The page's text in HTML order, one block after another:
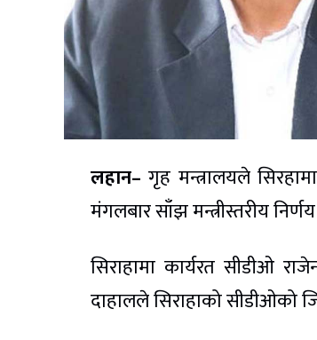
लहान– गृह मन्त्रालयले
मंगलबार साँझ मन्त्रीस्तरीय
सिराहामा कार्यरत सीडीओ
दाहालले सिराहाको सीडीओको